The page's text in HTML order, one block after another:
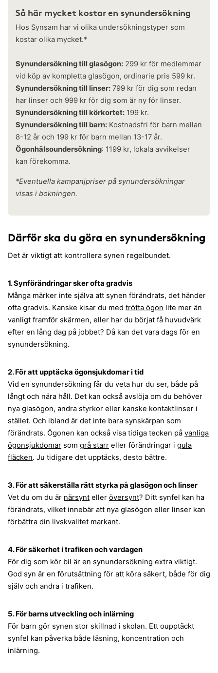
Så här mycket kostar en synundersökning
Hos Synsam har vi olika undersökningstyper som
kostar olika mycket.*
Synundersökning till glasögon: 299 kr för medlemmar
vid köp av kompletta glasögon, ordinarie pris 599 kr.
Synundersökning till linser: 799 kr för dig som redan
har linser och 999 kr för dig som är ny för linser.
Synundersökning till körkortet: 199 kr.
Synundersökning till barn: Kostnadsfri för barn mellan
8-12 år och 199 kr för barn mellan 13-17 år.
Ögonhälsoundersökning: 1199 kr, lokala avvikelser
kan förekomma.
*Eventuella kampanjpriser på synundersökningar
visas i bokningen.
Därför ska du göra en synundersökning
Det är viktigt att kontrollera synen regelbundet.
1. Synförändringar sker ofta gradvis
Många märker inte själva att synen förändrats, det händer
ofta gradvis. Kanske kisar du med trötta ögon lite mer än
vanligt framför skärmen, eller har du börjat få huvudvärk
efter en lång dag på jobbet? Då kan det vara dags för en
synundersökning.
2. För att upptäcka ögonsjukdomar i tid
Vid en synundersökning får du veta hur du ser, både på
långt och nära håll. Det kan också avslöja om du behöver
nya glasögon, andra styrkor eller kanske kontaktlinser i
stället. Och ibland är det inte bara synskärpan som
förändrats. Ögonen kan också visa tidiga tecken på vanliga
ögonsjukdomar som grå starr eller förändringar i gula
fläcken. Ju tidigare det upptäcks, desto bättre.
3. För att säkerställa rätt styrka på glasögon och linser
Vet du om du är närsynt eller översynt? Ditt synfel kan ha
förändrats, vilket innebär att nya glasögon eller linser kan
förbättra din livskvalitet markant.
4. För säkerhet i trafiken och vardagen
För dig som kör bil är en synundersökning extra viktigt.
God syn är en förutsättning för att köra säkert, både för dig
själv och andra i trafiken.
5. För barns utveckling och inlärning
För barn gör synen stor skillnad i skolan. Ett oupptäckt
synfel kan påverka både läsning, koncentration och
inlärning.